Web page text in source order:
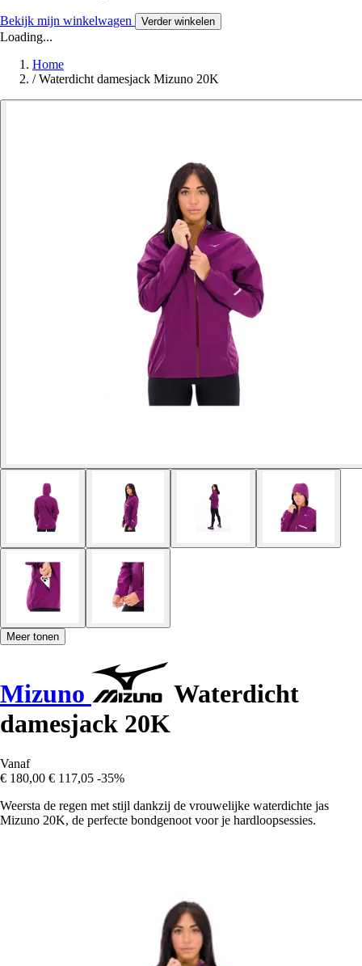
Bekijk mijn winkelwagen Verder winkelen
Loading...
Home
/ Waterdicht damesjack Mizuno 20K
Meer tonen
Mizuno
Waterdicht
damesjack 20K
Vanaf
€ 180,00 € 117,05 -35%
Weersta de regen met stijl dankzij de vrouwelijke waterdichte jas
Mizuno 20K, de perfecte bondgenoot voor je hardloopsessies.